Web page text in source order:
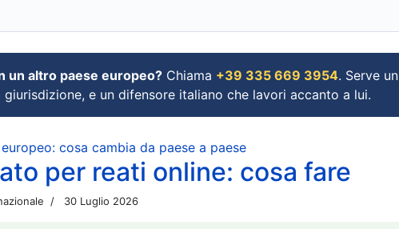
un altro paese europeo? Chiama +39 335 669 3954. Serve un
e un difensore italiano che lavori accanto a lui.
cosa cambia da paese a paese
per reati online: cosa fare
30 Luglio 2026